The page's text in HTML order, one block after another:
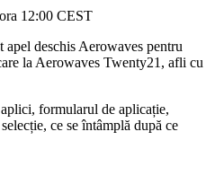
12:00 CEST
apel deschis Aerowaves pentru
la Aerowaves Twenty21, afli cu
formularul de aplicație,
ce se întâmplă după ce